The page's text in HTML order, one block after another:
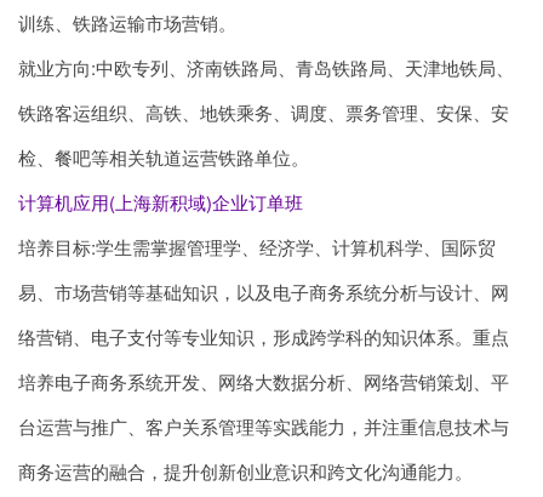
训练、铁路运输市场营销。
就业方向:中欧专列、济南铁路局、青岛铁路局、天津地铁局、
铁路客运组织、高铁、地铁乘务、调度、票务管理、安保、安
检、餐吧等相关轨道运营铁路单位。
计算机应用(上海新积域)企业订单班
培养目标:学生需掌握管理学、经济学、计算机科学、国际贸
易、市场营销等基础知识，以及电子商务系统分析与设计、网
络营销、电子支付等专业知识，形成跨学科的知识体系。重点
培养电子商务系统开发、网络大数据分析、网络营销策划、平
台运营与推广、客户关系管理等实践能力，并注重信息技术与
商务运营的融合，提升创新创业意识和跨文化沟通能力。